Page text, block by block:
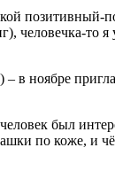
позитивный-
то
в ноябре
был
по коже, и